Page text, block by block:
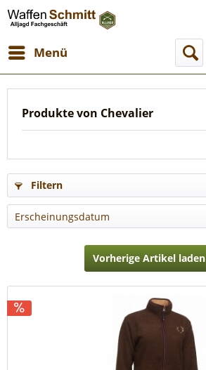
Menü
Produkte von Chevalier
Filtern
Vorherige Artikel laden